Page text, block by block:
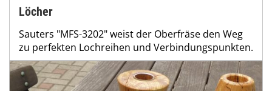
Löcher
Sauters "MFS-3202" weist der Oberfräse den Weg
zu perfekten Lochreihen und Verbindungspunkten.